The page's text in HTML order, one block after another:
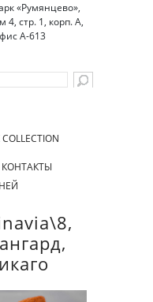
«Румянцево»,
4, стр. 1, корп. А,
А-613
COLLECTION
КОНТАКТЫ